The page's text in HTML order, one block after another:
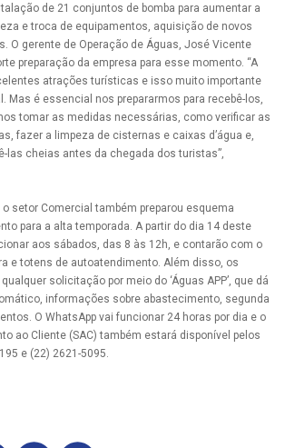
de 21 conjuntos de bomba para aumentar a
e troca de equipamentos, aquisição de novos
O gerente de Operação de Águas, José Vicente
preparação da empresa para esse momento. “A
atrações turísticas e isso muito importante
Mas é essencial nos prepararmos para recebê-los,
tomar as medidas necessárias, como verificar as
fazer a limpeza de cisternas e caixas d’água e,
las cheias antes da chegada dos turistas”,
setor Comercial também preparou esquema
para a alta temporada. A partir do dia 14 deste
aos sábados, das 8 às 12h, e contarão com o
e totens de autoatendimento. Além disso, os
solicitação por meio do ‘Águas APP’, que dá
informações sobre abastecimento, segunda
O WhatsApp vai funcionar 24 horas por dia e o
ao Cliente (SAC) também estará disponível pelos
e (22) 2621-5095.